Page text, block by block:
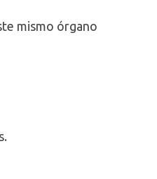
mismo órgano